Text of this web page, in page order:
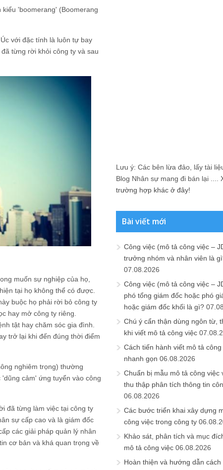
'boomerang' (Boomerang
với đặc tính là luôn tự bay
từng rời khỏi công ty và sau
muốn sự nghiệp của họ,
tại họ không thể có được.
buộc họ phải rời bỏ công ty
hay mở công ty riêng.
tật hay chăm sóc gia đình.
trở lại khi đến đúng thời điểm
nghiêm trọng) thường
cảm' ứng tuyển vào công
đã từng làm việc tại công ty
sự cấp cao và là giám đốc
các giải pháp quản lý nhân
cơ bản và khá quan trọng về
Lưu ý: Các bên lừa đảo, lấy tài
Blog Nhân sự mang đi bán lại ....
trường hợp khác ở đây!
Bài viết mới
Công việc (mô tả công việc –
trưởng nhóm và nhân viên là
07.08.2026
Công việc (mô tả công việc –
phó tổng giám đốc hoặc phó
hoặc giám đốc khối là gì?
Chú ý cẩn thận dùng ngôn từ,
khi viết mô tả công việc
Cách tiến hành viết mô tả công
nhanh gọn 06.08.2026
Chuẩn bị mẫu mô tả công việc
thu thập phân tích thông tin
06.08.2026
Các bước triển khai xây dựng
công việc trong công ty
Khảo sát, phân tích và mục
mô tả công việc 06.08.2026
Hoàn thiện và hướng dẫn cách